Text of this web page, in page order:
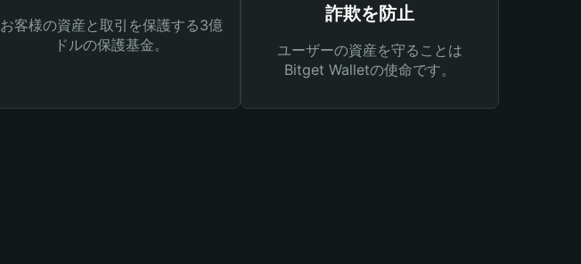
お客様の資産と取引を保護する3億
ドルの保護基金。
詐欺を防止
ユーザーの資産を守ることは
Bitget Walletの使命です。